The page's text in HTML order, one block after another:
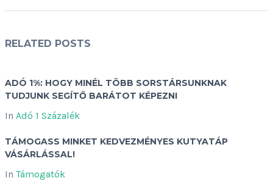
RELATED POSTS
ADÓ 1%: HOGY MINÉL TÖBB SORSTÁRSUNKNAK
TUDJUNK SEGÍTŐ BARÁTOT KÉPEZNI
In Adó 1 Százalék
TÁMOGASS MINKET KEDVEZMÉNYES KUTYATÁP
VÁSÁRLÁSSAL!
In Támogatók